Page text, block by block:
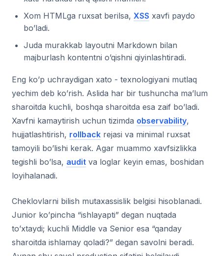
Xom HTMLga ruxsat berilsa, XSS xavfi paydo
bo’ladi.
Juda murakkab layoutni Markdown bilan
majburlash kontentni o’qishni qiyinlashtiradi.
Eng ko’p uchraydigan xato - texnologiyani mutlaq
yechim deb ko’rish. Aslida har bir tushuncha ma’lum
sharoitda kuchli, boshqa sharoitda esa zaif bo’ladi.
Xavfni kamaytirish uchun tizimda observability,
hujjatlashtirish, rollback rejasi va minimal ruxsat
tamoyili bo’lishi kerak. Agar muammo xavfsizlikka
tegishli bo’lsa, audit va loglar keyin emas, boshidan
loyihalanadi.
Cheklovlarni bilish mutaxassislik belgisi hisoblanadi.
Junior ko’pincha “ishlayapti” degan nuqtada
to’xtaydi; kuchli Middle va Senior esa “qanday
sharoitda ishlamay qoladi?” degan savolni beradi.